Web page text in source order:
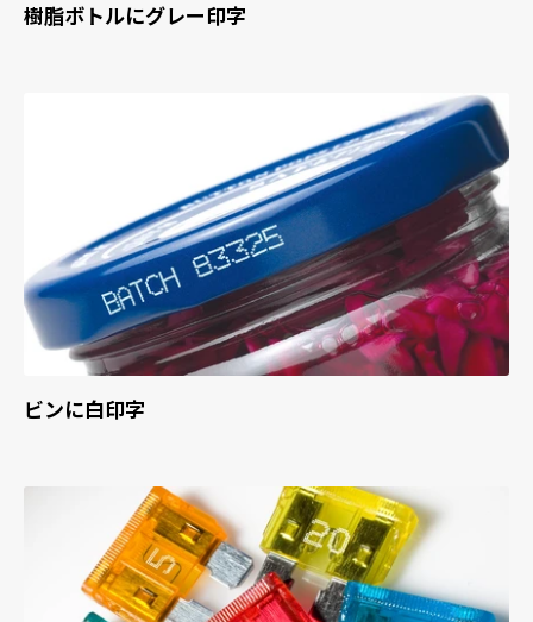
樹脂ボトルにグレー印字
ビンに白印字